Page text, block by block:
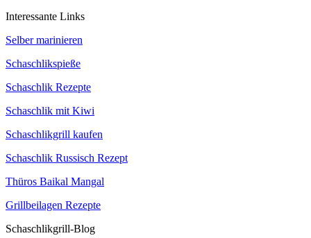
Interessante Links
Selber marinieren
Schaschlikspieße
Schaschlik Rezepte
Schaschlik mit Kiwi
Schaschlikgrill kaufen
Schaschlik Russisch Rezept
Thüros Baikal Mangal
Grillbeilagen Rezepte
Schaschlikgrill-Blog